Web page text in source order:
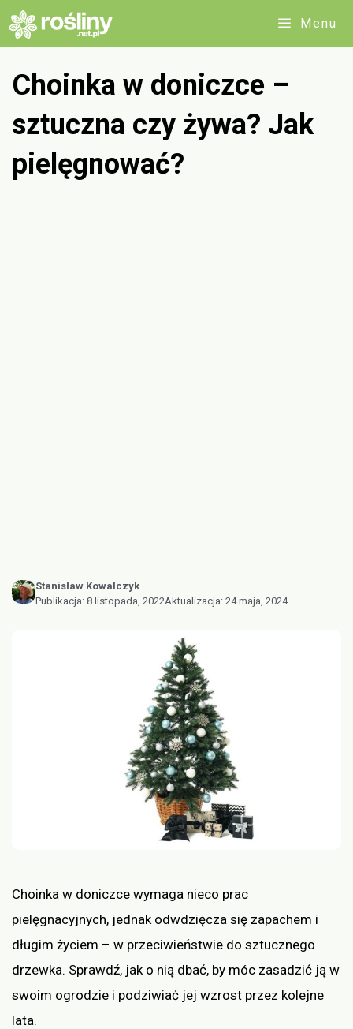
Przejdź
do
Menu
Choinka w doniczce –
sztuczna czy żywa? Jak
pielęgnować?
Stanisław Kowalczyk
Publikacja: 8 listopada, 2022Aktualizacja: 24 maja, 2024
Choinka w doniczce wymaga nieco prac
pielęgnacyjnych, jednak odwdzięcza się zapachem i
długim życiem – w przeciwieństwie do sztucznego
drzewka. Sprawdź, jak o nią dbać, by móc zasadzić ją w
swoim ogrodzie i podziwiać jej wzrost przez kolejne
lata.